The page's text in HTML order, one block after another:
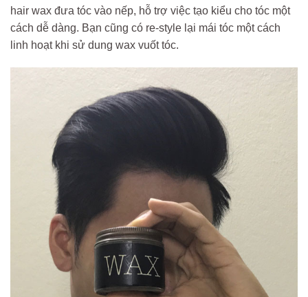
hair wax đưa tóc vào nếp, hỗ trợ việc tạo kiểu cho tóc một
cách dễ dàng. Bạn cũng có re-style lại mái tóc một cách
linh hoạt khi sử dung wax vuốt tóc.